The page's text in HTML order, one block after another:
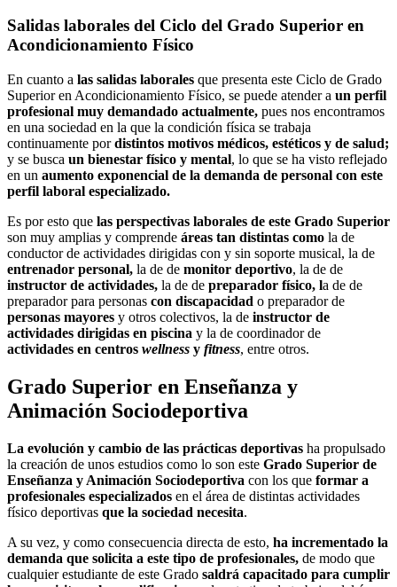
Salidas laborales del Ciclo del Grado Superior en
Acondicionamiento Físico
En cuanto a las salidas laborales que presenta este Ciclo de Grado
Superior en Acondicionamiento Físico, se puede atender a un perfil
profesional muy demandado actualmente, pues nos encontramos
en una sociedad en la que la condición física se trabaja
continuamente pordistintos motivos médicos, estéticos y de salud;
y se busca un bienestar físico y mental, lo que se ha visto reflejado
en un aumento exponencial de la demanda de personal con este
perfil laboral especializado.
Es por esto que las perspectivas laborales de este Grado Superior
son muy amplias y comprende áreas tan distintas como la de
conductor de actividades dirigidas con y sin soporte musical, la de
entrenador personal, la de de monitor deportivo, la de de
instructor de actividades, la de de preparador físico, la de de
preparador para personas con discapacidad o preparador de
personas mayores y otros colectivos, la de instructor de
actividades dirigidas en piscina y la de coordinador de
actividades en centros wellness y fitness, entre otros.
Grado Superior en Enseñanza y
Animación Sociodeportiva
La evolución y cambio de las prácticas deportivas ha propulsado
la creación de unos estudios como lo son este Grado Superior de
Enseñanza y Animación Sociodeportiva con los que formar a
profesionales especializados en el área de distintas actividades
físico deportivas que la sociedad necesita.
A su vez, y como consecuencia directa de esto, ha incrementado la
demanda que solicita a este tipo de profesionales, de modo que
cualquier estudiante de este Grado saldrá capacitado para cumplir